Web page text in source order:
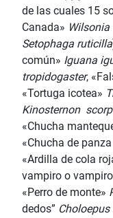
de las cuales 15
Canada»
Setophaga ruticilla
común» Iguana
tropidogaster,
«Tortuga icotea»
Kinosternon
«Chucha
«Chucha de
«Ardilla de cola
vampiro o
«Perro de monte»
dedos”